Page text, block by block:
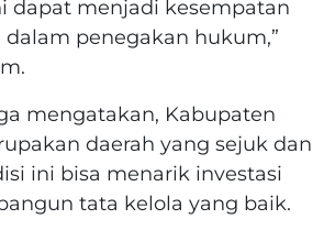
dapat menjadi kesempatan
penegakan hukum,”
mengatakan, Kabupaten
daerah yang sejuk dan
ini bisa menarik investasi
tata kelola yang baik.